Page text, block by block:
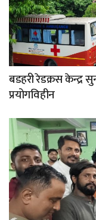
बडहरी रेडक्रस
प्रयोगविहीन